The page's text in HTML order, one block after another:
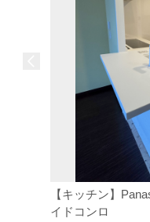
【キッチン】
イドコンロ